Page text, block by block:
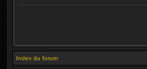
Index du forum